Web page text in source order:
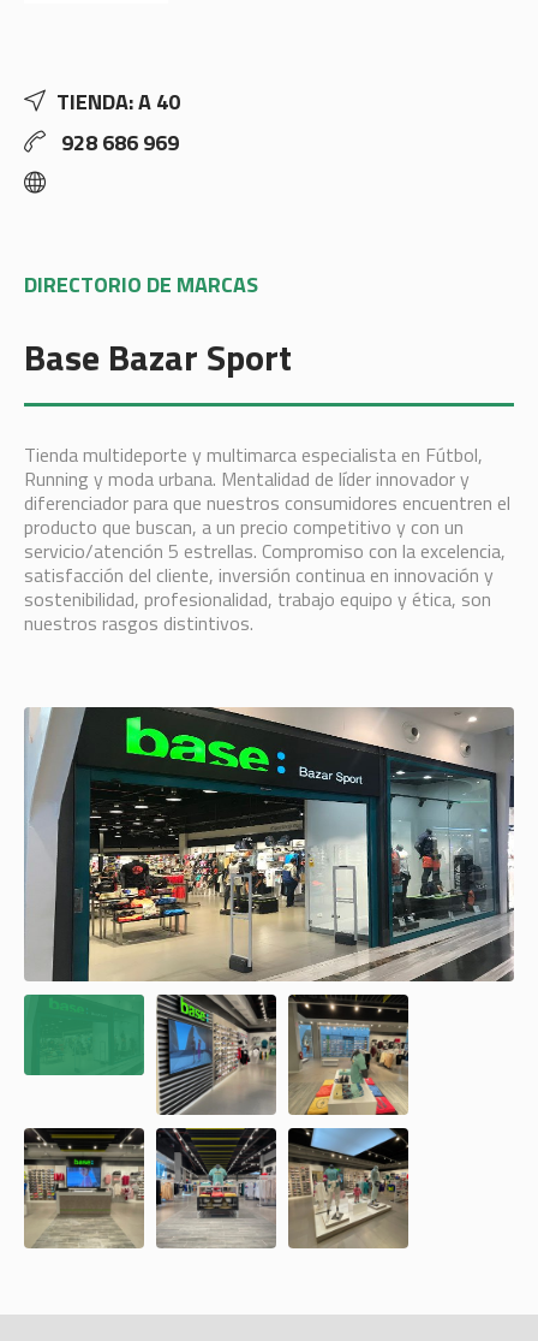
TIENDA: A 40
928 686 969
DIRECTORIO DE MARCAS
Base Bazar Sport
Tienda multideporte y multimarca especialista en Fútbol,
Running y moda urbana. Mentalidad de líder innovador y
diferenciador para que nuestros consumidores encuentren el
producto que buscan, a un precio competitivo y con un
servicio/atención 5 estrellas. Compromiso con la excelencia,
satisfacción del cliente, inversión continua en innovación y
sostenibilidad, profesionalidad, trabajo equipo y ética, son
nuestros rasgos distintivos.